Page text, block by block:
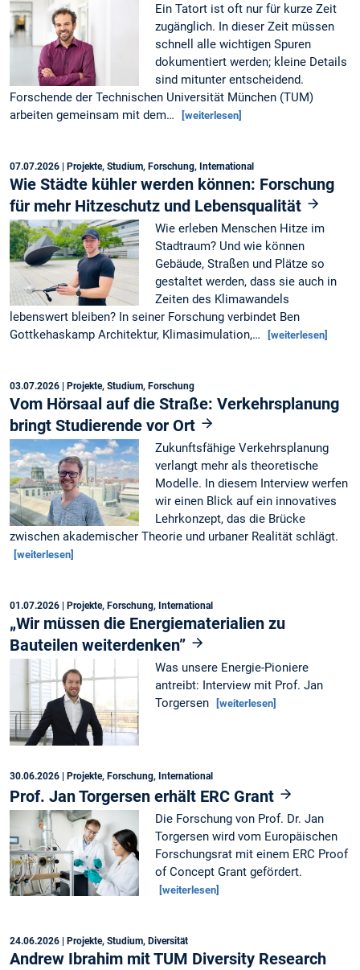
Ein Tatort ist oft nur für kurze Zeit
zugänglich. In dieser Zeit müssen
schnell alle wichtigen Spuren
dokumentiert werden; kleine Details
sind mitunter entscheidend.
Forschende der Technischen Universität München (TUM)
arbeiten gemeinsam mit dem…
[weiterlesen]
07.07.2026 | Projekte, Studium, Forschung, International
Wie Städte kühler werden können: Forschung
für mehr Hitzeschutz und Lebensqualität
Wie erleben Menschen Hitze im
Stadtraum? Und wie können
Gebäude, Straßen und Plätze so
gestaltet werden, dass sie auch in
Zeiten des Klimawandels
lebenswert bleiben? In seiner Forschung verbindet Ben
Gottkehaskamp Architektur, Klimasimulation,…
[weiterlesen]
03.07.2026 | Projekte, Studium, Forschung
Vom Hörsaal auf die Straße: Verkehrsplanung
bringt Studierende vor Ort
Zukunftsfähige Verkehrsplanung
verlangt mehr als theoretische
Modelle. In diesem Interview werfen
wir einen Blick auf ein innovatives
Lehrkonzept, das die Brücke
zwischen akademischer Theorie und urbaner Realität schlägt.
[weiterlesen]
01.07.2026 | Projekte, Forschung, International
„Wir müssen die Energiematerialien zu
Bauteilen weiterdenken”
Was unsere Energie-Pioniere
antreibt: Interview mit Prof. Jan
Torgersen
[weiterlesen]
30.06.2026 | Projekte, Forschung, International
Prof. Jan Torgersen erhält ERC Grant
Die Forschung von Prof. Dr. Jan
Torgersen wird vom Europäischen
Forschungsrat mit einem ERC Proof
of Concept Grant gefördert.
[weiterlesen]
24.06.2026 | Projekte, Studium, Diversität
Andrew Ibrahim mit TUM Diversity Research